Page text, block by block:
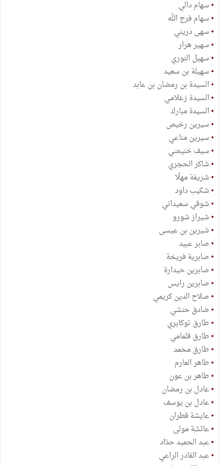
•سهام دالي
•سهام فرج الله
•سهى دريني
•سهير هرار
•سهيل النوري
•سهيلة بن سعيد
•السيدة بن رمضان بن عابد
•السيدة زغلامي
•السيدة مبارك
•سيرين رخيص
•سيرين مناعي
•سيف خنيصي
•شاكر الحجري
•شريفة مهلّا
•شكيب داود
•شوقي سعيداني
•شيراز شورو
•شيرين بن عيسى
•صابر عبيد
•صابرية فريخة
•صابرين حيدارة
•صابرين رايس
•صلاح الدين كريمي
•ضادق حنشي
•طارق توكابري
•طارق قلمامي
•طارق محمد
•طاهر العارم
•طاهر بن عون
•عادل بن رمضان
•عادل بن يوسف
•عايشة قطران
•عائشة مولى
•عبد الحميد حدّاد
•عبد القادر الراعي